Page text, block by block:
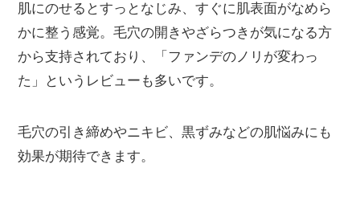
肌にのせるとすっとなじみ、すぐに肌表面がなめら
かに整う感覚。毛穴の開きやざらつきが気になる方
から支持されており、「ファンデのノリが変わっ
た」というレビューも多いです。
毛穴の引き締めやニキビ、黒ずみなどの肌悩みにも
効果が期待できます。